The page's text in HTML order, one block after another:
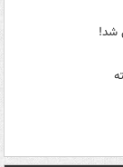
شد!